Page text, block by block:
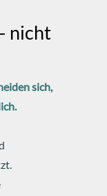
nicht
sich,